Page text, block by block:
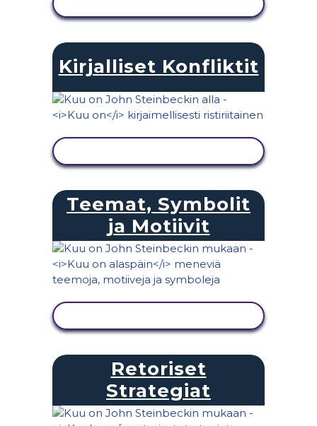
Kirjalliset Konfliktit
Teemat, Symbolit
ja Motiivit
Retoriset
Strategiat